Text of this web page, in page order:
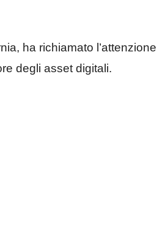
ha richiamato l’attenzione
degli asset digitali.